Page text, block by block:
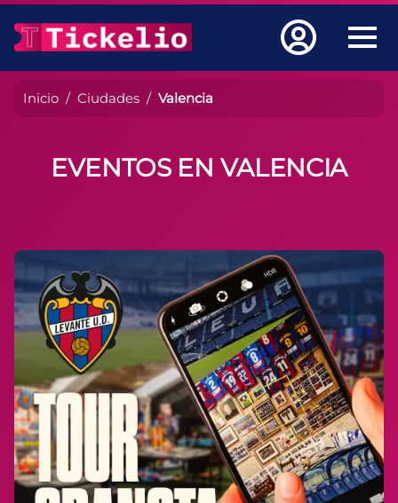
Inicio Ciudades Valencia
EVENTOS EN VALENCIA